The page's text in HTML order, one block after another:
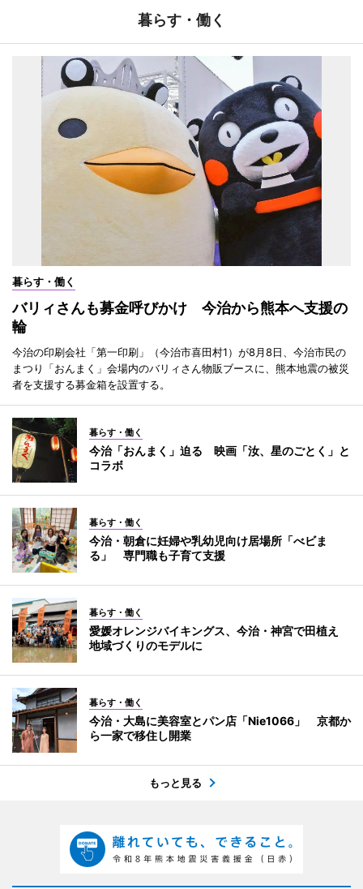
暮らす・働く
暮らす・働く
バリィさんも募金呼びかけ 今治から熊本へ支援の
輪
今治の印刷会社「第一印刷」（今治市喜田村1）が8月8日、今治市民の
まつり「おんまく」会場内のバリィさん物販ブースに、熊本地震の被災
者を支援する募金箱を設置する。
暮らす・働く
今治「おんまく」迫る 映画「汝、星のごとく」と
コラボ
暮らす・働く
今治・朝倉に妊婦や乳幼児向け居場所「べビま
る」 専門職も子育て支援
暮らす・働く
愛媛オレンジバイキングス、今治・神宮で田植え
地域づくりのモデルに
暮らす・働く
今治・大島に美容室とパン店「Nie1066」 京都か
ら一家で移住し開業
もっと見る